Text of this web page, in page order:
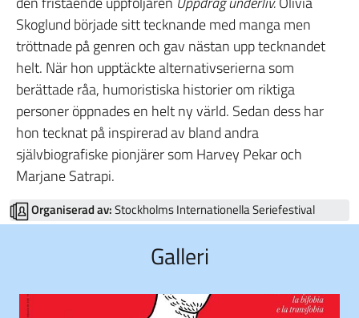
Skoglund började sitt tecknande med manga men
tröttnade på genren och gav nästan upp tecknandet
helt. När hon upptäckte alternativserierna som
berättade råa, humoristiska historier om riktiga
personer öppnades en helt ny värld. Sedan dess har
hon tecknat på inspirerad av bland andra
självbiografiske pionjärer som Harvey Pekar och
Marjane Satrapi.
Organiserad av:Stockholms Internationella Seriefestival
Galleri